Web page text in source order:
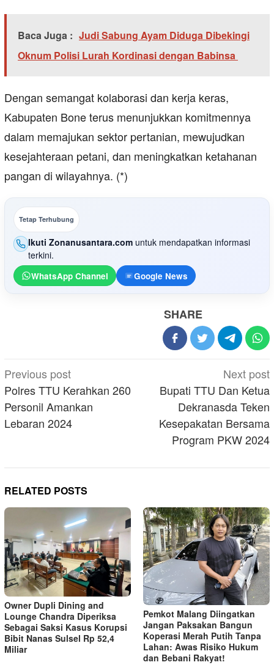
Baca Juga : Judi Sabung Ayam Diduga Dibekingi
Oknum Polisi Lurah Kordinasi dengan Babinsa
Dengan semangat kolaborasi dan kerja keras,
Kabupaten Bone terus menunjukkan komitmennya
dalam memajukan sektor pertanian, mewujudkan
kesejahteraan petani, dan meningkatkan ketahanan
pangan di wilayahnya. (*)
Tetap Terhubung
Ikuti Zonanusantara.com untuk mendapatkan informasi
terkini.
WhatsApp Channel Google News
SHARE
Post
navigation
Previous post
Polres TTU Kerahkan 260
Personil Amankan
Lebaran 2024
Next post
Bupati TTU Dan Ketua
Dekranasda Teken
Kesepakatan Bersama
Program PKW 2024
RELATED POSTS
Owner Dupli Dining and
Lounge Chandra Diperiksa
Sebagai Saksi Kasus Korupsi
Bibit Nanas Sulsel Rp 52,4
Miliar
Pemkot Malang Diingatkan
Jangan Paksakan Bangun
Koperasi Merah Putih Tanpa
Lahan: Awas Risiko Hukum
dan Bebani Rakyat!